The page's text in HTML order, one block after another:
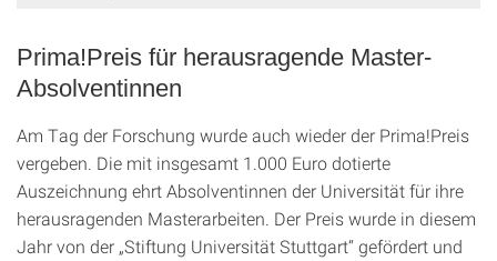
Prima!Preis für herausragende Master-
Absolventinnen
Am Tag der Forschung wurde auch wieder der Prima!Preis
vergeben. Die mit insgesamt 1.000 Euro dotierte
Auszeichnung ehrt Absolventinnen der Universität für ihre
herausragenden Masterarbeiten. Der Preis wurde in diesem
Jahr von der „Stiftung Universität Stuttgart“ gefördert und